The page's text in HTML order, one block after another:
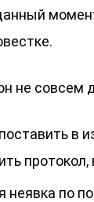
не совсем
в
неявка по